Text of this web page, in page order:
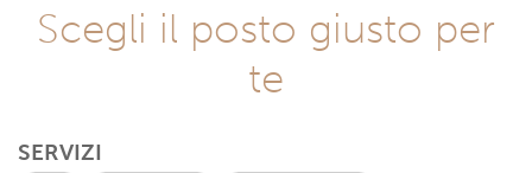
Scegli il posto giusto per
te
SERVIZI